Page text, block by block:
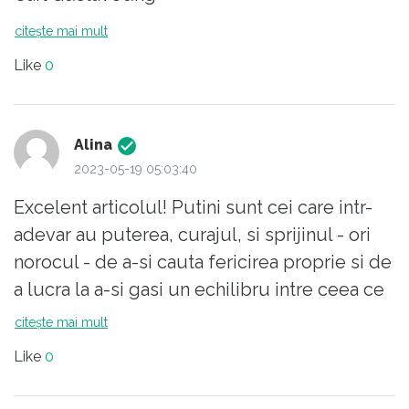
citește mai mult
Like 0
Alina
2023-05-19 05:03:40
Excelent articolul! Putini sunt cei care intr-
adevar au puterea, curajul, si sprijinul - ori
norocul - de a-si cauta fericirea proprie si de
a lucra la a-si gasi un echilibru intre ceea ce
simt, ce gandesc, si ce fac. Dar totusi imi
Sunt intr-un permanent flux, natura lor insasi
citește mai mult
Like 0